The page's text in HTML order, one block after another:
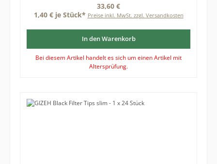
Regulärer Preis:
33,60 €
1,40 € je Stück* Preise inkl. MwSt. zzgl. Versandkosten
In den Warenkorb
Bei diesem Artikel handelt es sich um einen Artikel mit
Altersprüfung.